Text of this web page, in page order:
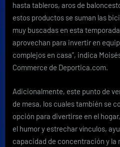
hasta tableros, aros de
estos productos se suman las
muy buscadas en esta
aprovechan para invertir en
complejos en casa”, indica
Commerce de Deportica.com.
Adicionalmente, este punto de
de mesa, los cuales también se
opción para divertirse en el
el humor y estrechar vínculos,
capacidad de concentración y la